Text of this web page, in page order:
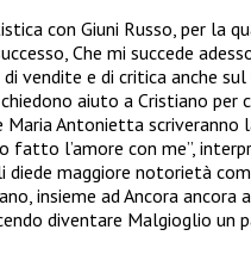
con Giuni Russo, per la
Che mi succede
vendite e di critica anche
aiuto a Cristiano
Maria Antonietta scriveranno
l’amore con me”,
maggiore notorietà
insieme ad Ancora ancora
diventare Malgioglio un